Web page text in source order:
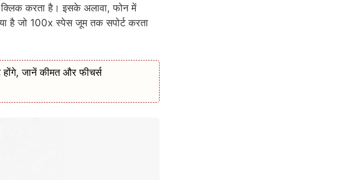
करता है। इसके अलावा, फोन में
है जो 100x स्पेस जूम तक सपोर्ट करता
जानें कीमत और फीचर्स